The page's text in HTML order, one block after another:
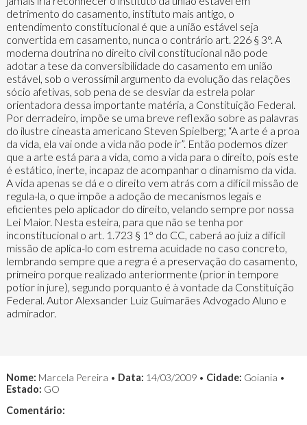
detrimento do casamento, instituto mais antigo, o
entendimento constitucional é que a união estável seja
convertida em casamento, nunca o contrário art. 226 § 3°. A
moderna doutrina no direito civil constitucional não pode
adotar a tese da conversibilidade do casamento em união
estável, sob o verossímil argumento da evolução das relações
sócio afetivas, sob pena de se desviar da estrela polar
orientadora dessa importante matéria, a Constituição Federal.
Por derradeiro, impõe se uma breve reflexão sobre as palavras
do ilustre cineasta americano Steven Spielberg; “A arte é a proa
da vida, ela vai onde a vida não pode ir”. Então podemos dizer
que a arte está para a vida, como a vida para o direito, pois este
é estático, inerte, incapaz de acompanhar o dinamismo da vida.
A vida apenas se dá e o direito vem atrás com a difícil missão de
regula-la, o que impõe a adoção de mecanismos legais e
eficientes pelo aplicador do direito, velando sempre por nossa
Lei Maior. Nesta esteira, para que não se tenha por
inconstitucional o art. 1.723 § 1° do CC, caberá ao juiz a difícil
missão de aplica-lo com estrema acuidade no caso concreto,
lembrando sempre que a regra é a preservação do casamento,
primeiro porque realizado anteriormente (prior in tempore
potior in jure), segundo porquanto é à vontade da Constituição
Federal. Autor Alexsander Luiz Guimarães Advogado Aluno e
admirador.
Nome: Marcela Pereira • Data: 14/03/2009 • Cidade: Goiania •
Estado: GO
Comentário: